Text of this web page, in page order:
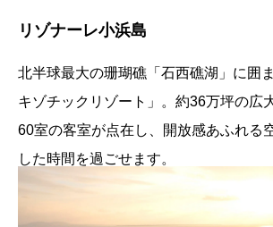
リゾナーレ小浜島
北半球最大の珊瑚礁「石西礁湖」に囲
キゾチックリゾート」。約36万坪の広
60室の客室が点在し、開放感あふれる
した時間を過ごせます。